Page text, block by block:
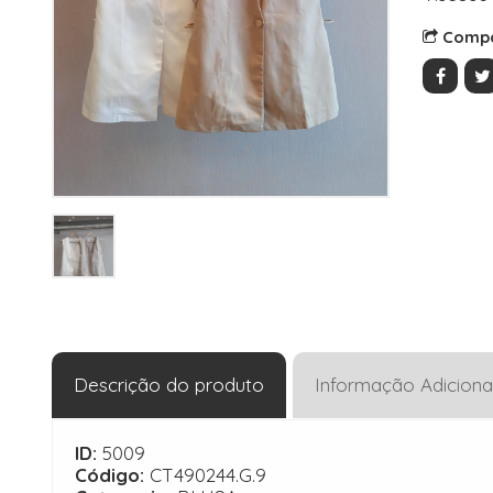
Descrição do produto Informação
ID: 5009
Código: CT490244.G.9